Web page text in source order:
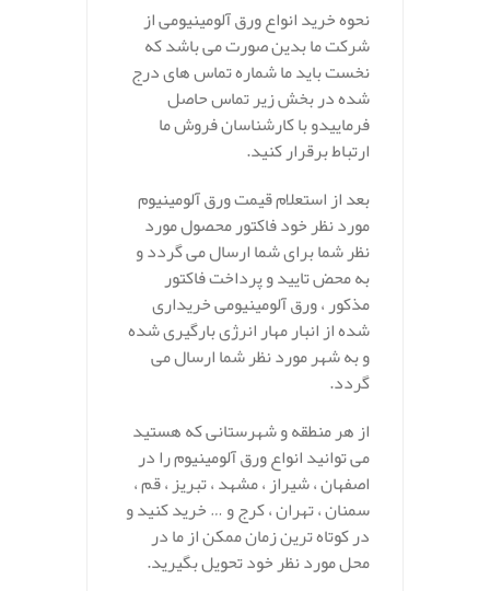
نحوه خرید انواع ورق آلومينيومی از
شرکت ما بدین صورت می باشد که
نخست باید ما شماره تماس های درج
شده در بخش زیر تماس حاصل
فرماییدو با کارشناسان فروش ما
ارتباط برقرار کنید.
بعد از استعلام قیمت ورق آلومينيوم
مورد نظر خود فاکتور محصول مورد
نظر شما برای شما ارسال می گردد و
به محض تایید و پرداخت فاکتور
مذکور ، ورق آلومينيومی خریداری
شده از انبار مهار انرژی بارگیری شده
و به شهر مورد نظر شما ارسال می
گردد.
از هر منطقه و شهرستانی که هستید
می توانید انواع ورق آلومينيوم را در
اصفهان ، شیراز ، مشهد ، تبریز ، قم ،
سمنان ، تهران ، کرج و … خرید کنید و
در کوتاه ترین زمان ممکن از ما در
محل مورد نظر خود تحویل بگیرید.